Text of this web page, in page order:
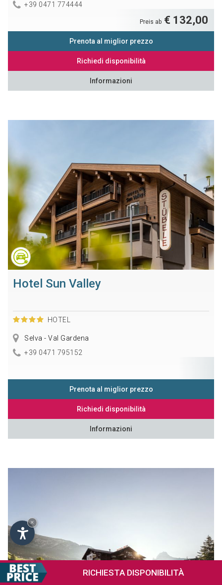
RICHIESTA DISPONIBILITÀ
+39 0471 774444
Preis ab € 132,00
Prenota al miglior prezzo
Richiedi disponibilità
Informazioni
Hotel Sun Valley
HOTEL
Selva - Val Gardena
+39 0471 795152
Prenota al miglior prezzo
Richiedi disponibilità
Informazioni
×